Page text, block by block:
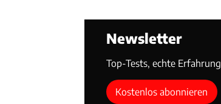
Newsletter
Top-Tests, echte
Kostenlos abonnieren